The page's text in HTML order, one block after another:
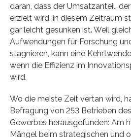
daran, dass der Umsatzanteil,
erzielt wird, in diesem Zeitraum
gar leicht gesunken ist. Weil
Aufwendungen für Forschung
stagnieren, kann eine
wenn die Effizienz im
wird.
Wo die meiste Zeit vertan wird,
Befragung von 253 Betrieben
Gewerbes herausgefunden: Am
Mängel beim strategischen und